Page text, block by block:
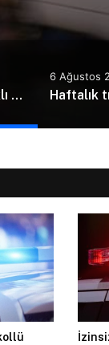
Girne’de bıçaklı kavga can aldı: 40 yaşındaki adam yaşamını yitirdi
6 Ağustos